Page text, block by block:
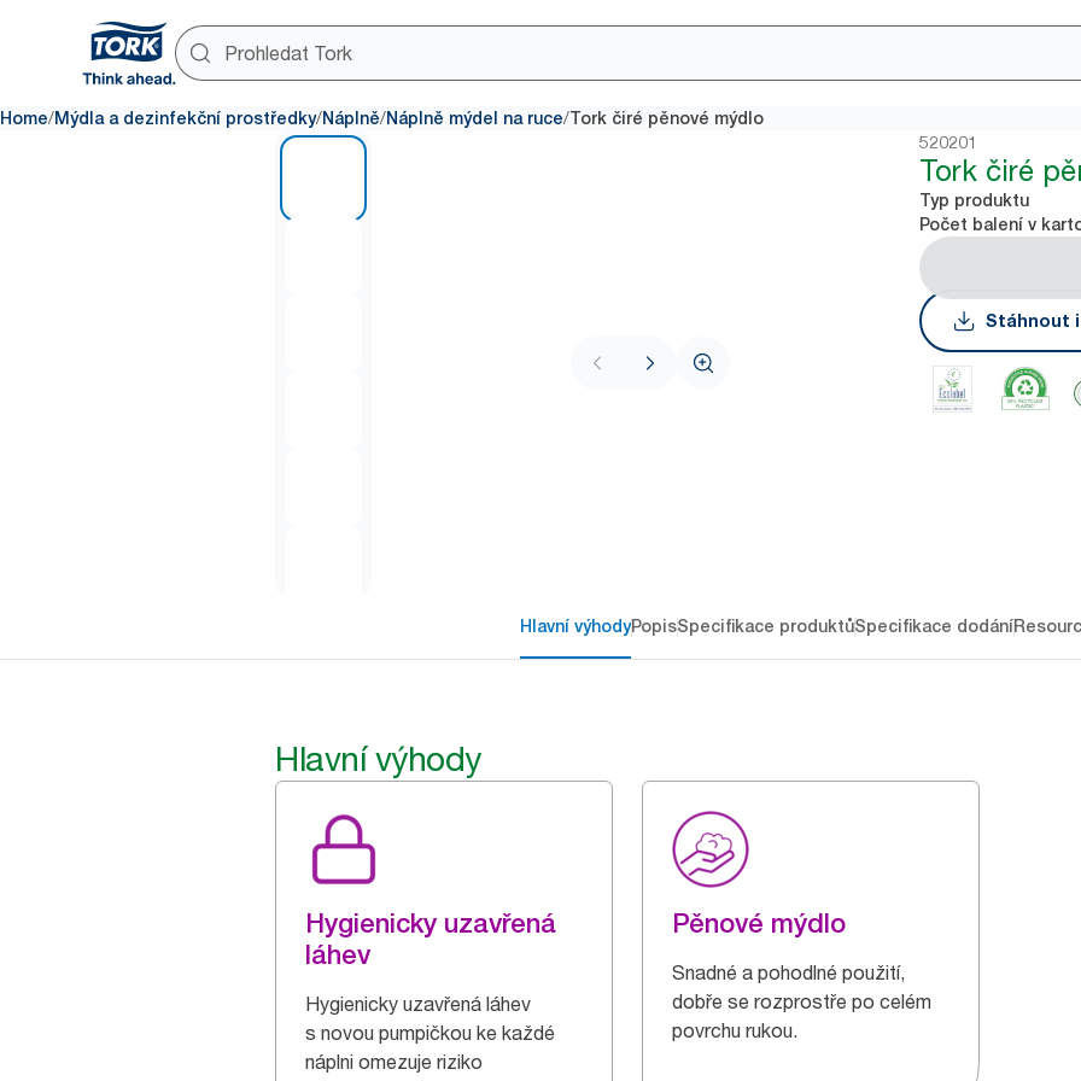
Home/Mýdla a dezinfekční prostředky/Náplně/Náplně mýdel na ruce/Tork čiré pěnové mýdlo
520201
Tork čiré
Typ produktu
Počet balení v
Stáhnout
Hlavní výhodyPopisSpecifikace produktůSpecifikace dodání
Hlavní výhody
Hygienicky uzavřená
láhev
Hygienicky uzavřená láhev
s novou pumpičkou ke každé
náplni omezuje riziko
Pěnové mýdlo
Snadné a pohodlné použití,
dobře se rozprostře po celém
povrchu rukou.